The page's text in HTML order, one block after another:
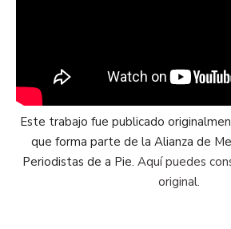
Este trabajo fue publicado
que forma parte de la Alianza de
Periodistas de a Pie. Aquí puedes
original.